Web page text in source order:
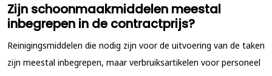
Zijn schoonmaakmiddelen meestal
inbegrepen in de contractprijs?
Reinigingsmiddelen die nodig zijn voor de uitvoering van de taken
zijn meestal inbegrepen, maar verbruiksartikelen voor personeel